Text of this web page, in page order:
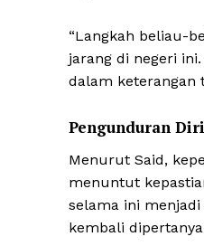
“Langkah beliau-
jarang di negeri
dalam keterangan
Pengunduran
Menurut Said,
menuntut
selama ini
kembali